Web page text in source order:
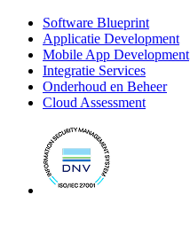
Software Blueprint
Applicatie Development
Mobile App Development
Integratie Services
Onderhoud en Beheer
Cloud Assessment